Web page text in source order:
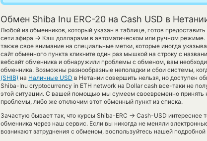
Обмен Shiba Inu ERC-20 на Cash USD в
Любой из обменников, который указан в таблице, готов
сети эфира → Кэш долларами в автоматическом или ручном
также свое внимание на специальные метки, которые иногда
сайт обменного пункта кликните один раз мышкой на строку с
вебсайт обменника и обнаружили проблемы с обменом, вам
обменника. Возможны разнообразные неполадки и сбои системы,
(SHIB) на Наличные USD в Нетании совершить нельзя, но доступен
Shiba-Inu cryptocurrency in ETH network на Dollar cash все-таки не
этой ситуации. С вашей помощью мы сумеем своевременно
проблемы, либо же отключим этот обменный пункт из списка.
Зачастую бывает так, что курсы Shiba-ERC → Cash-USD интереснее
обменника через наш сервис. Если вы никогда не меняли
возникают затруднения с обменом, воспользуйтесь нашей подробной